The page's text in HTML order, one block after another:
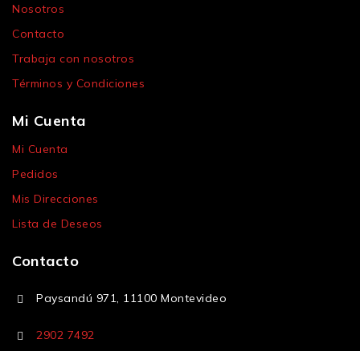
Nosotros
Contacto
Trabaja con nosotros
Términos y Condiciones
Mi Cuenta
Mi Cuenta
Pedidos
Mis Direcciones
Lista de Deseos
Contacto
Paysandú 971, 11100 Montevideo
2902 7492